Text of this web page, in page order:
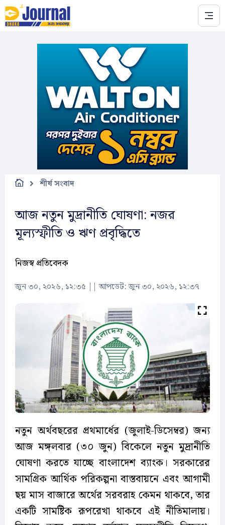
Skip to main content
শীর্ষ সংবাদ
আজ নতুন মুদ্রানীতি ঘোষণা: নজর
মূল্যস্ফীতি ও ঋণ প্রবৃদ্ধিতে
নিজস্ব প্রতিবেদক
জুন ৩০, ২০২৬, ১২:৩৫ ||আপডেট: জুন ৩০, ২০২৬, ১২:৩৭
নতুন অর্থবছরের প্রথমার্ধের (জুলাই-ডিসেম্বর) জন্য
আজ মঙ্গলবার (৩০ জুন) বিকেলে নতুন মুদ্রানীতি
ঘোষণা করতে যাচ্ছে বাংলাদেশ ব্যাংক। সরকারের
সামগ্রিক আর্থিক পরিকল্পনা বাস্তবায়নে এবং আগামী
ছয় মাস বাজারে অর্থের সরবরাহ কেমন থাকবে, তার
একটি সামষ্টিক রূপরেখা থাকবে এই নীতিমালায়।